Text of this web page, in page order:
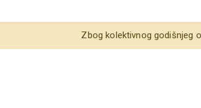
Zbog kolektivnog godišnjeg